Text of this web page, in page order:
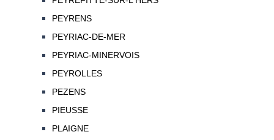
PEYRENS
PEYRIAC-DE-MER
PEYRIAC-MINERVOIS
PEYROLLES
PEZENS
PIEUSSE
PLAIGNE